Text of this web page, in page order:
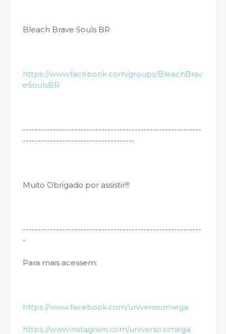
Bleach Brave Souls BR
https://www.facebook.com/groups/BleachBrav
eSoulsBR
-----------------------------------------------------------
-------------------------------------
Muito Obrigado por assistir!!!
----------------------------------------­­-------------------
-
Para mais acessem:
https://www.facebook.com/universoomega
https://www.instagram.com/universo.omega